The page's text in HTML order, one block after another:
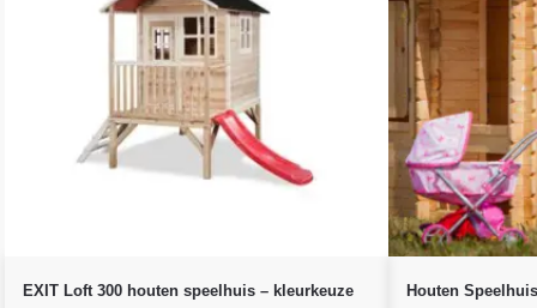
EXIT Loft 300 houten speelhuis – kleurkeuze Houten